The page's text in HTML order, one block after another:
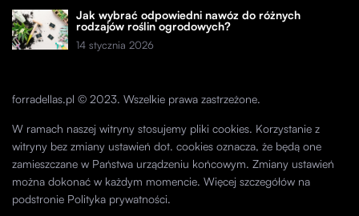
Jak wybrać odpowiedni nawóz do różnych
rodzajów roślin ogrodowych?
14 stycznia 2026
forradellas.pl © 2023. Wszelkie prawa zastrzeżone.
W ramach naszej witryny stosujemy pliki cookies. Korzystanie z
witryny bez zmiany ustawień dot. cookies oznacza, że będą one
zamieszczane w Państwa urządzeniu końcowym. Zmiany ustawień
można dokonać w każdym momencie. Więcej szczegółów na
podstronie Polityka prywatności.